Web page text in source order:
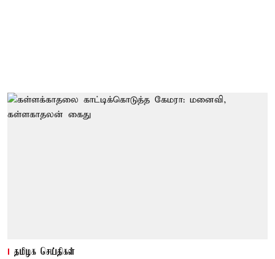
தமிழக செய்திகள்